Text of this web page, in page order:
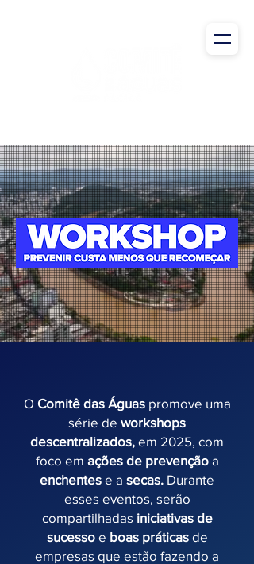
O Comitê das Águaspromove uma
série de workshops
descentralizados, em 2025, com
foco em ações de prevençãoa
enchentes e a secas. Durante
esses eventos, serão
compartilhadas iniciativas de
sucessoe boas práticasde
empresas que estão fazendo a